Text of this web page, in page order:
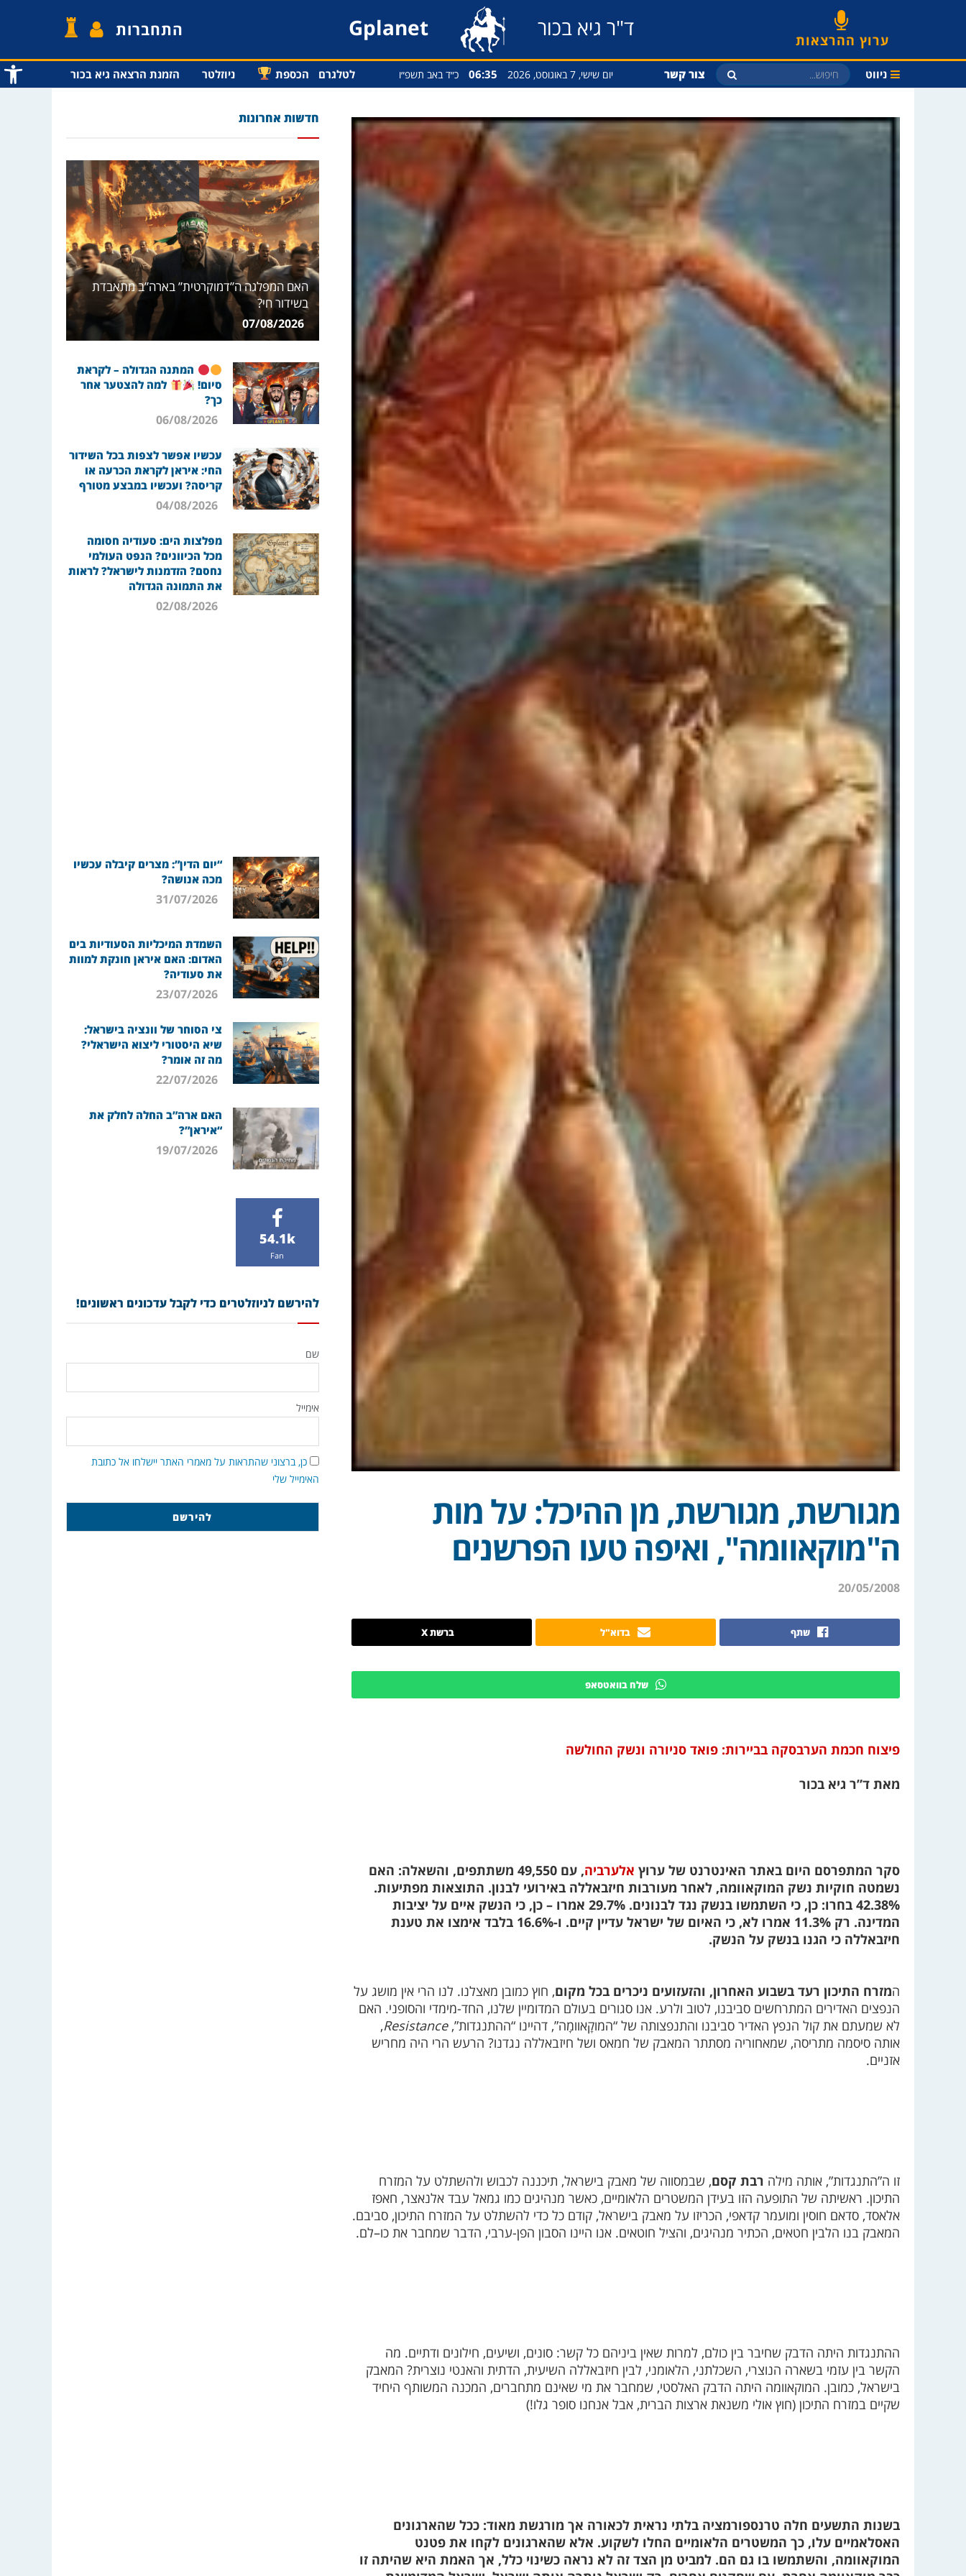
פתח
ערוץ ההרצאות ד"ר גיא בכור Gplanet התחברות
ניווט צור קשר יום שישי, 7 באוגוסט, 2026 06:35 כ״ד באב תשפ״ו לטלגרם הכספת ניוזלטר הזמנת הרצאה גיא בכור
מגורשת, מגורשת, מן ההיכל: על מות
ה"מוקאוומה", ואיפה טעו הפרשנים
20/05/2008
שתף בדוא"ל ברשת X
שלח בוואטסאפ
פיצוח חכמת הערבסקה בביירות: פואד סניורה ונשק החולשה
מאת ד”ר גיא בכור
סקר המתפרסם היום באתר האינטרנט של ערוץ אלערביה
, עם 49,550 משתתפים, והשאלה: האם
נשמטה חוקיות נשק המוקאוומה, לאחר מעורבות חיזבאללה באירועי לבנון. התוצאות מפתיעות.
42.38% בחרו: כן, כי השתמשו בנשק נגד לבנונים. 29.7% אמרו – כן, כי הנשק איים על יציבות
המדינה. רק 11.3% אמרו לא, כי האיום של ישראל עדיין קיים. ו-16.6% בלבד אימצו את טענת
חיזבאללה כי הגנו בנשק על הנשק.
המזרח התיכון רעד בשבוע האחרון, והזעזועים ניכרים בכל מקום, חוץ כמובן מאצלנו. לנו הרי אין מושג על
הנפצים האדירים המתרחשים סביבנו, לטוב ולרע. אנו סגורים בעולם המדומיין שלנו, החד-מימדי והסופני. האם
לא שמעתם את קול הנפץ האדיר סביבנו והתנפצותה של “המוקָאוומָה”, דהיינו “ההתנגדות”,Resistance
,
אותה סיסמה מתריסה, שמאחוריה מסתתר המאבק של חמאס ושל חיזבאללה נגדנו? הרעש הרי היה מחריש
אזניים.
זו ה”התנגדות”, אותה מילה רבת קסם, שבמסווה של מאבק בישראל, תיכננה לכבוש ולהשתלט על המזרח
התיכון. ראשיתה של התופעה הזו בעידן המשטרים הלאומיים, כאשר מנהיגים כמו גמאל עבד אלנאצר, חאפז
אלאסד, סדאם חוסין ומועמר קדאפי, הכריזו על מאבק בישראל, קודם כל כדי להשתלט על המזרח התיכון, סביבם.
המאבק בנו הלבין חטאים, הכתיר מנהיגים, והציל חוטאים. אנו היינו הסבון הפן-ערבי, הדבר שמחבר את כו–לם.
ההתנגדות היתה הדבק שחיבר בין כולם, למרות שאין ביניהם כל קשר: סונים, ושיעים, חילונים ודתיים. מה
הקשר בין עזמי בשארה הנוצרי, השכלתני, הלאומני, לבין חיזבאללה השיעית, הדתית והאנטי נוצרית? המאבק
בישראל, כמובן. המוקאוומה היתה הדבק האלסטי, שמחבר את מי שאינם מתחברים, המכנה המשותף היחיד
שקיים במזרח התיכון (חוץ אולי משנאת ארצות הברית, אבל אנחנו סופר גלו!)
בשנות התשעים חלה טרנספורמציה בלתי נראית לכאורה אך מורגשת מאוד: ככל שהארגונים
האסלאמיים עלו, כך המשטרים הלאומיים החלו לשקוע. אלא שהארגונים לקחו את פטנט
המוקאוומה, והשתמשו בו גם הם. למביט מן הצד זה לא נראה כשינוי כלל, אך האמת היא שהיתה זו
חדשות אחרונות
האם המפלגה ה”דמוקרטית” בארה”ב מתאבדת
בשידור חי?
07/08/2026
המתנה הגדולה – לקראת
סיום!
למה להצטער אחר
כך?
06/08/2026
עכשיו אפשר לצפות בכל השידור
החי: איראן לקראת הכרעה או
קריסה? ועכשיו במבצע מטורף
04/08/2026
מפלצות הים: סעודיה חסומה
מכל הכיוונים? הנפט העולמי
נחסם? הזדמנות לישראל? לראות
את התמונה הגדולה
02/08/2026
“יום הדין”: מצרים קיבלה עכשיו
מכה אנושה?
31/07/2026
השמדת המיכליות הסעודיות בים
האדום: האם איראן חונקת למוות
את סעודיה?
23/07/2026
צי הסוחר של וונציה בישראל:
שיא היסטורי ליצוא הישראלי?
מה זה אומר?
22/07/2026
האם ארה”ב החלה לחלק את
“איראן”?
19/07/2026
54.1k
Fan
להירשם לניוזלטרים כדי לקבל עדכונים ראשונים!
שם
אימייל
כן, ברצוני שהתראות על מאמרי האתר יישלחו אל כתובת
האימייל שלי